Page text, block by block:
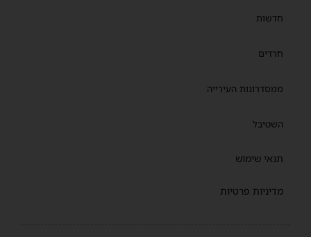
חדשות
חרדים
ממסדרונות העירייה
השטיבל
תנאי שימוש
מדיניות פרטיות